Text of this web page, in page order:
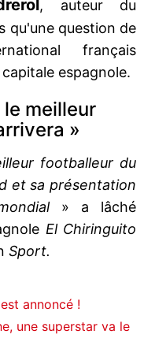
, auteur du
qu'une question de
français
espagnole.
meilleur
»
footballeur du
et sa présentation
» a lâché
El Chiringuito
Sport.
annoncé !
une superstar va le